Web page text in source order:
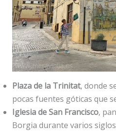
Plaza de la Trinitat, donde
pocas fuentes góticas que
Iglesia de San Francisco,
Borgia durante varios siglos